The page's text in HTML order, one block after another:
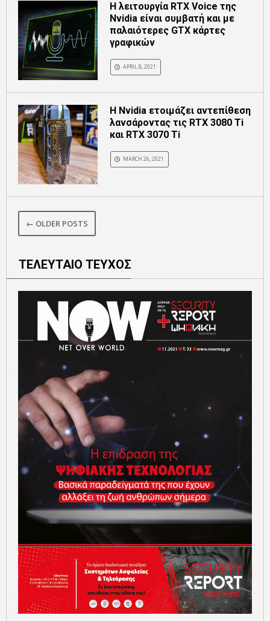
Η λειτουργία RTX Voice της
Nvidia είναι συμβατή και με
παλαιότερες GTX κάρτες
γραφικών
APRIL 8, 2021
Η Nvidia ετοιμάζει αντεπίθεση
λανσάροντας τις RTX 3080 Ti
και RTX 3070 Ti
MARCH 26, 2021
← OLDER POSTS
ΤΕΛΕΥΤΑΙΟ ΤΕΥΧΟΣ